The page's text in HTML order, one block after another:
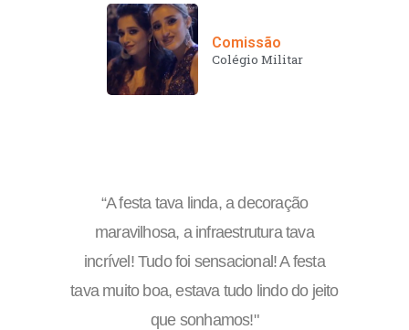
Comissão
Colégio Militar
“A festa tava linda, a decoração
maravilhosa, a infraestrutura tava
incrível! Tudo foi sensacional! A festa
tava muito boa, estava tudo lindo do jeito
que sonhamos!"